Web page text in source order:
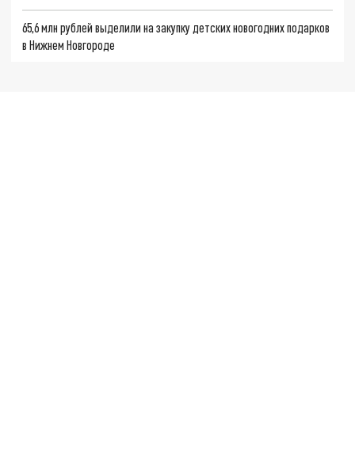
65,6 млн рублей выделили на закупку детских новогодних подарков
в Нижнем Новгороде